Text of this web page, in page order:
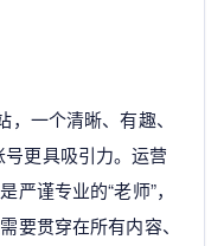
，一个清晰、有趣、
更具吸引力。运营
严谨专业的“老师”，
要贯穿在所有内容、